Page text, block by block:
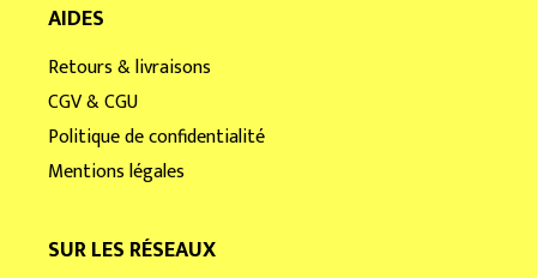
AIDES
Retours & livraisons
CGV & CGU
Politique de confidentialité
Mentions légales
SUR LES RÉSEAUX